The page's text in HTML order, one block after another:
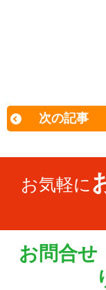
次の記事
お気軽に
お問合せ